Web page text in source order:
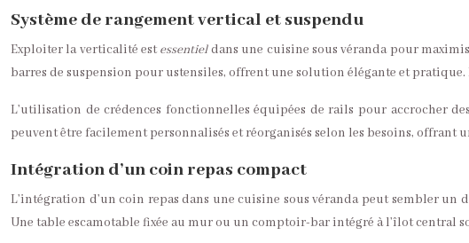
Système de rangement vertical et suspendu
Exploiter la verticalité estessentieldans une cuisine sous véranda pour
barres de suspension pour ustensiles, offrent une solution élégante et
L’utilisation de crédences fonctionnelles équipées de rails pour accrocher
peuvent être facilement personnalisés et réorganisés selon les besoins,
Intégration d’un coin repas compact
L’intégration d’un coin repas dans une cuisine sous véranda peut sembler
Une table escamotable fixée au mur ou un comptoir-bar intégré à l’îlot central